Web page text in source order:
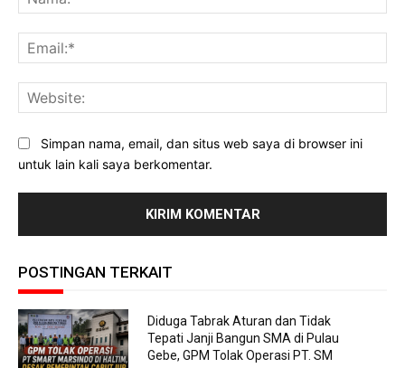
Simpan nama, email, dan situs web saya di browser ini
untuk lain kali saya berkomentar.
POSTINGAN TERKAIT
Diduga Tabrak Aturan dan Tidak
Tepati Janji Bangun SMA di Pulau
Gebe, GPM Tolak Operasi PT. SM